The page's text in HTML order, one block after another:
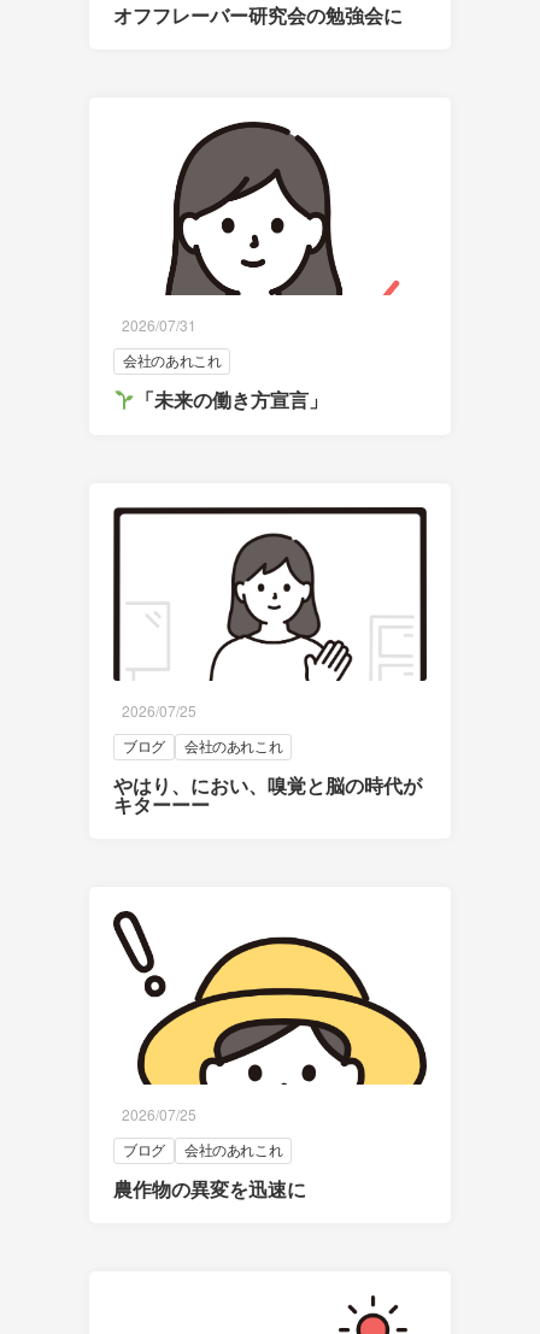
オフフレーバー研究会の勉強会に
2026/07/31
会社のあれこれ
「未来の働き方宣言」
2026/07/25
ブログ 会社のあれこれ
やはり、におい、嗅覚と脳の時代が
キターーー
2026/07/25
ブログ 会社のあれこれ
農作物の異変を迅速に